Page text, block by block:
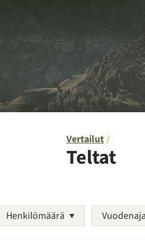
Vertailut
Teltat
Henkilömäärä